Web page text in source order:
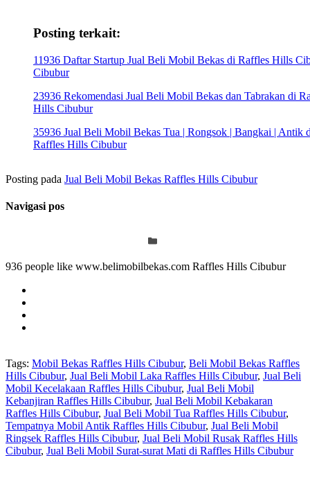
Posting terkait:
11936 Daftar Startup Jual Beli Mobil Bekas di Raffles Hills
Cibubur
23936 Rekomendasi Jual Beli Mobil Bekas dan Tabrakan di
Hills Cibubur
35936 Jual Beli Mobil Bekas Tua | Rongsok | Bangkai | Antik
Raffles Hills Cibubur
Posting pada Jual Beli Mobil Bekas Raffles Hills Cibubur
Navigasi pos
936 people like www.belimobilbekas.com Raffles Hills Cibubur
Tags: Mobil Bekas Raffles Hills Cibubur, Beli Mobil Bekas Raffles
Hills Cibubur, Jual Beli Mobil Laka Raffles Hills Cibubur, Jual Beli
Mobil Kecelakaan Raffles Hills Cibubur, Jual Beli Mobil
Kebanjiran Raffles Hills Cibubur, Jual Beli Mobil Kebakaran
Raffles Hills Cibubur, Jual Beli Mobil Tua Raffles Hills Cibubur,
Tempatnya Mobil Antik Raffles Hills Cibubur, Jual Beli Mobil
Ringsek Raffles Hills Cibubur, Jual Beli Mobil Rusak Raffles Hills
Cibubur, Jual Beli Mobil Surat-surat Mati di Raffles Hills Cibubur